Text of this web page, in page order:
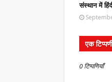
संस्थान में
एक
0 टिप्पणियाँ